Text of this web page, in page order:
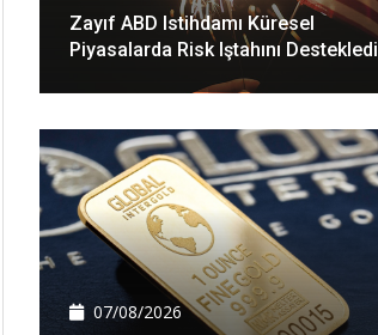
Zayıf ABD Istihdamı Küresel
Piyasalarda Risk Iştahını Destekledi
07/08/2026